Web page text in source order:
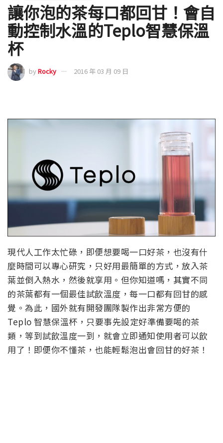
讓你泡的茶每口都回甘！會自
動控制水溫的Teplo智慧保溫
杯
byRocky 2016 年 03 月 09 日
現代人工作太忙碌，即便想要喝一口好茶，也沒有什
麼時間可以專心研究，只好用最簡單的方式，放入茶
葉並倒入熱水，然後就享用。但你知道嗎，其實不同
的茶葉都有一個最佳試飲溫度，每一口都有回甘的感
覺。為此，國外就有開發團隊製作出非常方便的
Teplo 智慧保溫杯，只要事先設定好準備要喝的茶
類，等到試飲溫度一到，就會立即通知使用者可以飲
用了！即便你不懂茶，也能輕鬆泡出會回甘的好茶！